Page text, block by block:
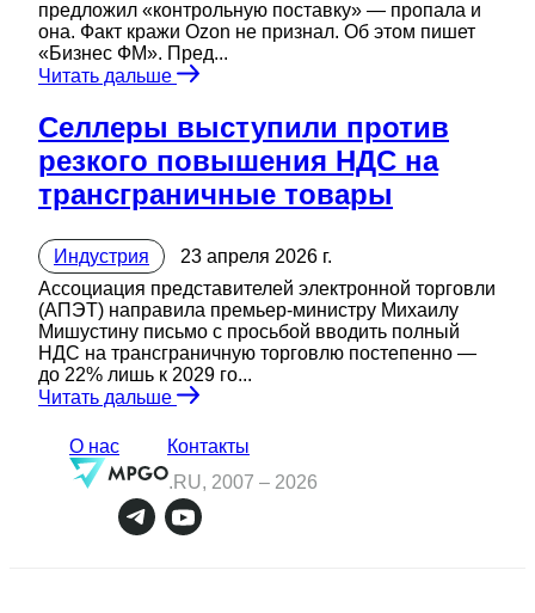
предложил «контрольную поставку» — пропала и
она. Факт кражи Ozon не признал. Об этом пишет
«Бизнес ФМ». Пред...
Читать дальше
Селлеры выступили против
резкого повышения НДС на
трансграничные товары
Индустрия
23 апреля 2026 г.
Ассоциация представителей электронной торговли
(АПЭТ) направила премьер-министру Михаилу
Мишустину письмо с просьбой вводить полный
НДС на трансграничную торговлю постепенно —
до 22% лишь к 2029 го...
Читать дальше
О нас
Контакты
.RU, 2007 – 2026